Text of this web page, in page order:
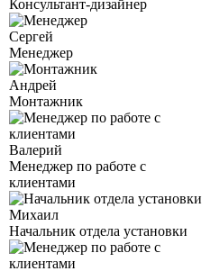
Консультант-дизайнер
Сергей
Менеджер
Андрей
Монтажник
Валерий
Менеджер по работе с
клиентами
Михаил
Начальник отдела установки